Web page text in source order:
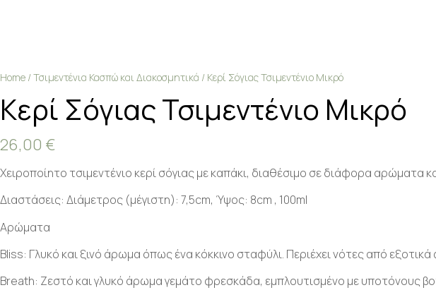
Home /Τσιμεντένια Κασπώ και Διακοσμητικά / Κερί Σόγιας Τσιμεντένιο Μικρό
Κερί Σόγιας Τσιμεντένιο Μικρό
26,00 €
Χειροποίητο τσιμεντένιο κερί σόγιας με καπάκι, διαθέσιμο σε διάφορα αρώματα
Διαστάσεις: Διάμετρος (μέγιστη): 7,5cm, Ύψος: 8cm , 100ml
Αρώματα
Bliss: Γλυκό και ξινό άρωμα όπως ένα κόκκινο σταφύλι. Περιέχει νότες από
Breath: Ζεστό και γλυκό άρωμα γεμάτο φρεσκάδα, εμπλουτισμένο με υποτόνους